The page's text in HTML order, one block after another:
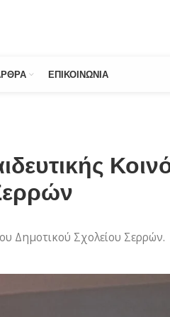
ΕΠΙΚΟΙΝΩΝΊΑ
Δημοτικού Σχολείου Σερρών.